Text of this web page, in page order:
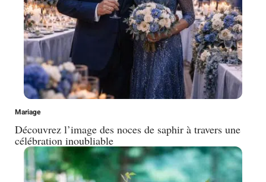
Mariage
Découvrez l’image des noces de saphir à travers une
célébration inoubliable